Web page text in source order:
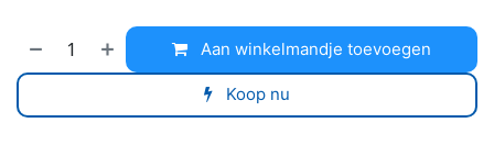
Aan winkelmandje toevoegen
Koop nu